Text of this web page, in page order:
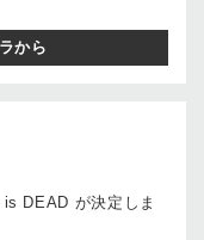
から
DEAD が決定しま